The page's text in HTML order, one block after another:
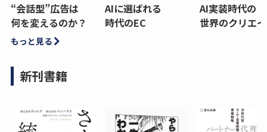
“会話型”広告は
何を変えるのか？
AIに選ばれる
時代のEC
AI実装時代の
世界のクリエ
もっと見る
新刊書籍